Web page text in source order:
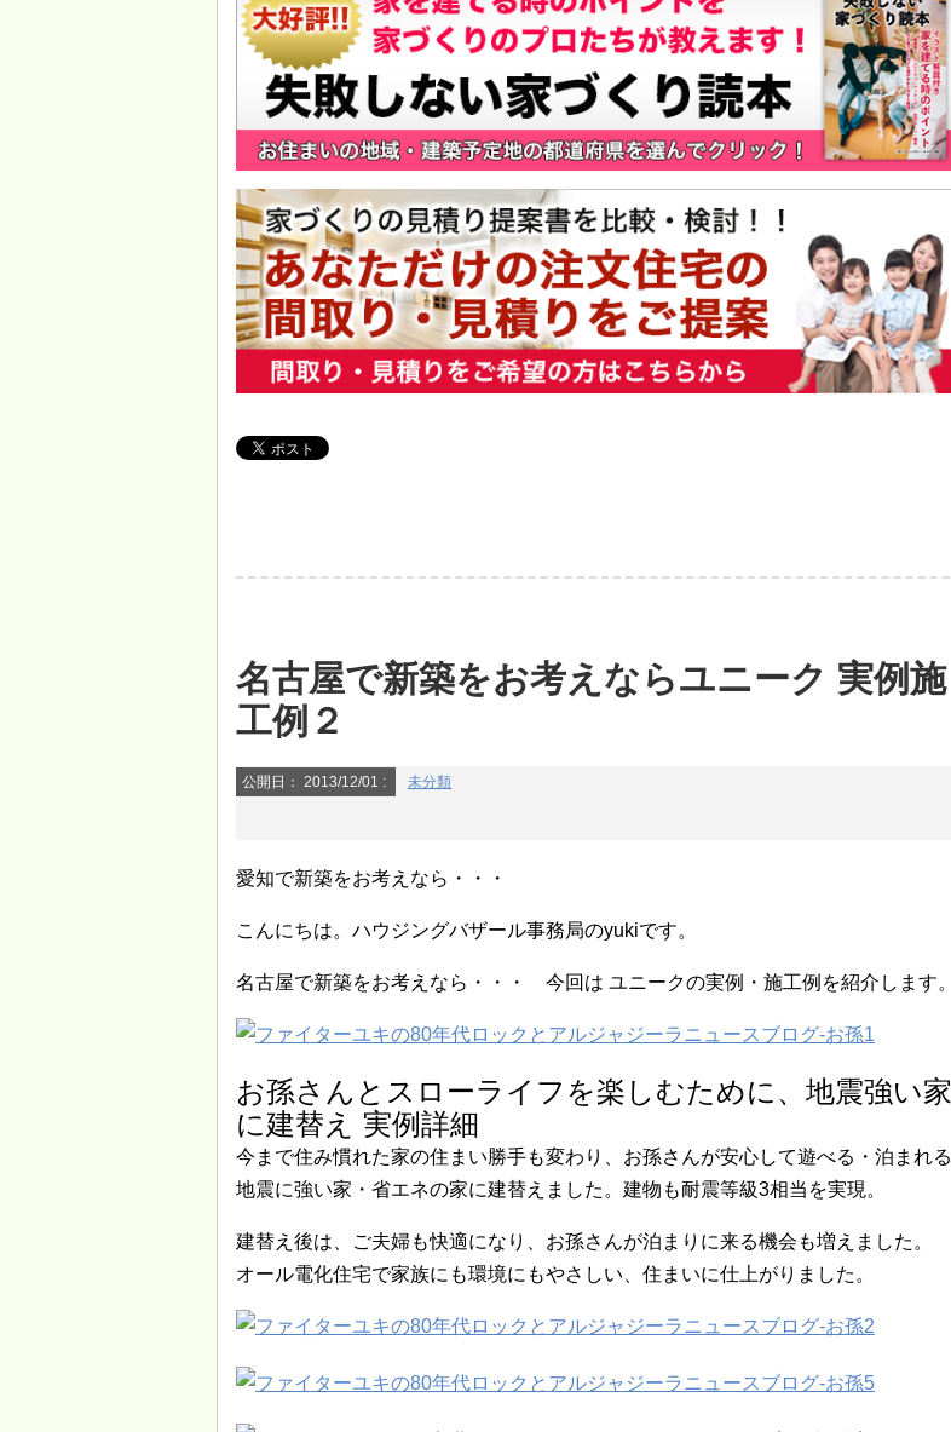
名古屋で新築をお考えならユニーク 実例施
工例２
公開日： 2013/12/01 : 未分類
愛知で新築をお考えなら・・・
こんにちは。ハウジングバザール事務局のyukiです。
名古屋で新築をお考えなら・・・ 今回は ユニークの実例・施工例を紹介します。
お孫さんとスローライフを楽しむために、地震強い家
に建替え 実例詳細
今まで住み慣れた家の住まい勝手も変わり、お孫さんが安心して遊べる・泊まれる
地震に強い家・省エネの家に建替えました。建物も耐震等級3相当を実現。
建替え後は、ご夫婦も快適になり、お孫さんが泊まりに来る機会も増えました。
オール電化住宅で家族にも環境にもやさしい、住まいに仕上がりました。